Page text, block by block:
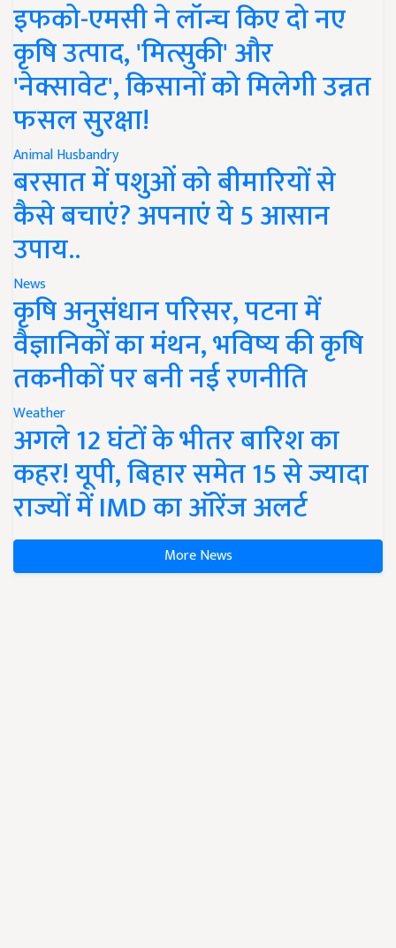
इफको-एमसी ने लॉन्च किए दो नए
कृषि उत्पाद, 'मित्सुकी' और
'नेक्सावेट', किसानों को मिलेगी उन्नत
फसल सुरक्षा!
Animal Husbandry
बरसात में पशुओं को बीमारियों से
कैसे बचाएं? अपनाएं ये 5 आसान
उपाय..
News
कृषि अनुसंधान परिसर, पटना में
वैज्ञानिकों का मंथन, भविष्य की कृषि
तकनीकों पर बनी नई रणनीति
Weather
अगले 12 घंटों के भीतर बारिश का
कहर! यूपी, बिहार समेत 15 से ज्यादा
राज्यों में IMD का ऑरेंज अलर्ट
More News